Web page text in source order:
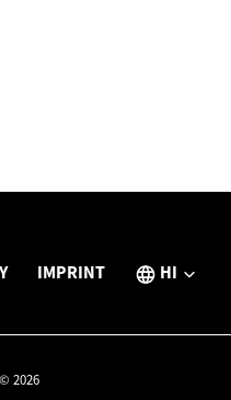
IMPRINT HI
© 2026